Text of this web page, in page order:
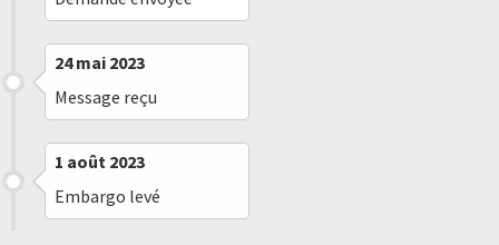
24 mai 2023
Message reçu
1 août 2023
Embargo levé